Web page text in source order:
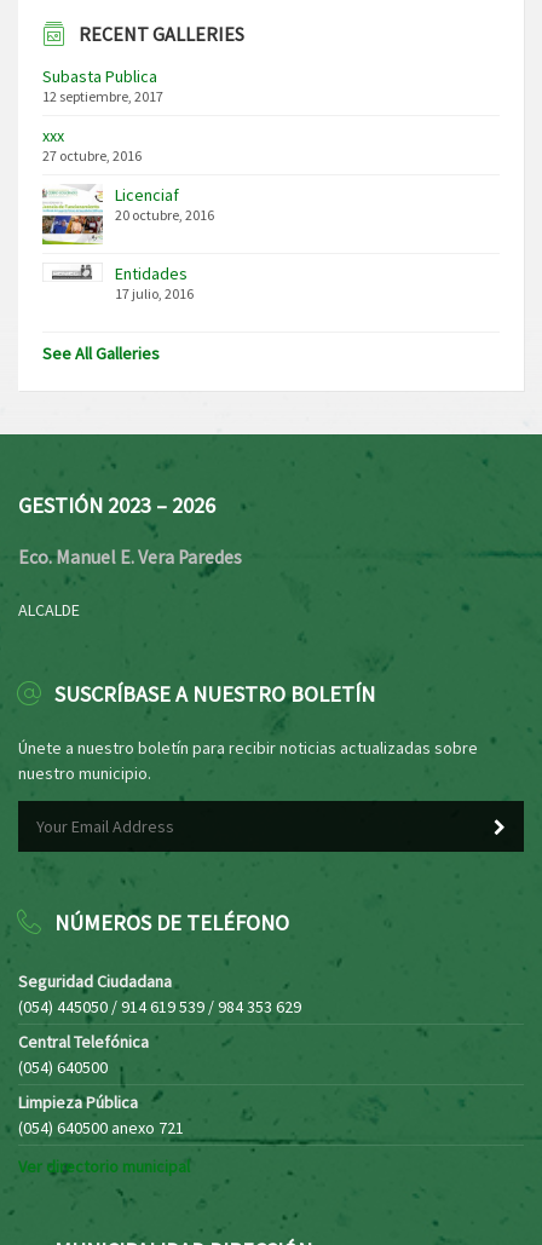
RECENT GALLERIES
Subasta Publica
12 septiembre, 2017
xxx
27 octubre, 2016
Licenciaf
20 octubre, 2016
Entidades
17 julio, 2016
See All Galleries
GESTIÓN 2023 – 2026
Eco. Manuel E. Vera Paredes
ALCALDE
SUSCRÍBASE A NUESTRO BOLETÍN
Únete a nuestro boletín para recibir noticias actualizadas sobre
nuestro municipio.
NÚMEROS DE TELÉFONO
Seguridad Ciudadana
(054) 445050 / 914 619 539 / 984 353 629
Central Telefónica
(054) 640500
Limpieza Pública
(054) 640500 anexo 721
Ver directorio municipal